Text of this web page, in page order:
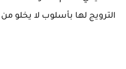
الترويج لها بأسلوب لا يخلو